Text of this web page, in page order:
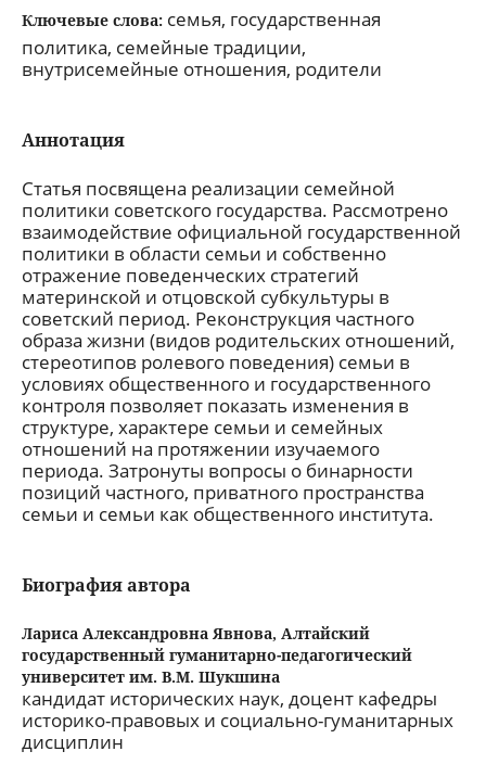
Ключевые слова: семья, государственная
политика, семейные традиции,
внутрисемейные отношения, родители
Аннотация
Статья посвящена реализации семейной
политики советского государства. Рассмотрено
взаимодействие официальной государственной
политики в области семьи и собственно
отражение поведенческих стратегий
материнской и отцовской субкультуры в
советский период. Реконструкция частного
образа жизни (видов родительских отношений,
стереотипов ролевого поведения) семьи в
условиях общественного и государственного
контроля позволяет показать изменения в
структуре, характере семьи и семейных
отношений на протяжении изучаемого
периода. Затронуты вопросы о бинарности
позиций частного, приватного пространства
семьи и семьи как общественного института.
Биография автора
Лариса Александровна Явнова, Алтайский
государственный гуманитарно-педагогический
университет им. В.М. Шукшина
кандидат исторических наук, доцент кафедры
историко-правовых и социально-гуманитарных
дисциплин